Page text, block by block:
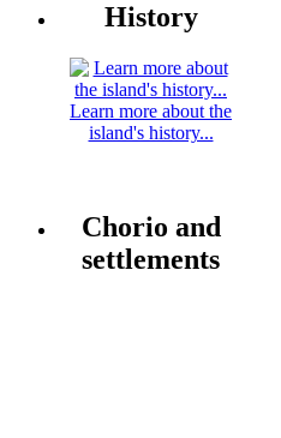
History
Learn more about the
island's history...
Chorio and
settlements